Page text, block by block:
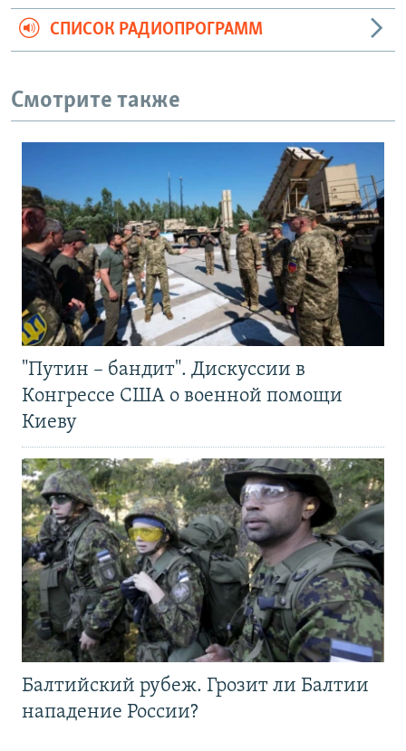
СПИСОК РАДИОПРОГРАММ
Смотрите также
"Путин – бандит". Дискуссии в
Конгрессе США о военной помощи
Киеву
Балтийский рубеж. Грозит ли Балтии
нападение России?